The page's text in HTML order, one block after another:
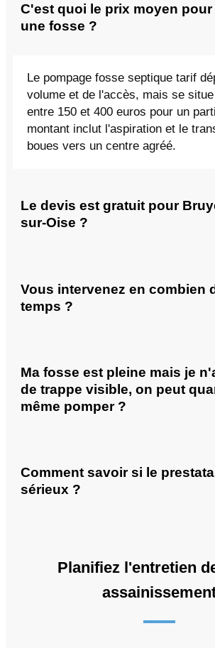
C'est quoi le prix moyen
une fosse ?
Le pompage fosse septique tarif
volume et de l'accès, mais se
entre 150 et 400 euros pour un
montant inclut l'aspiration et le
boues vers un centre agréé.
Le devis est gratuit pour
sur-Oise ?
Vous intervenez en combien
temps ?
Ma fosse est pleine mais je
de trappe visible, on peut
même pomper ?
Comment savoir si le
sérieux ?
Planifiez l'entretien